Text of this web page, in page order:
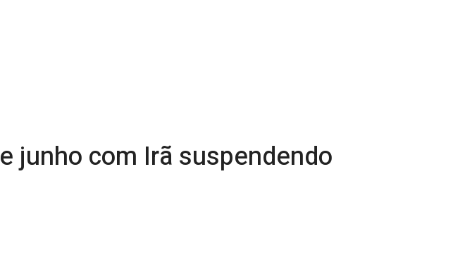
junho com Irã suspendendo